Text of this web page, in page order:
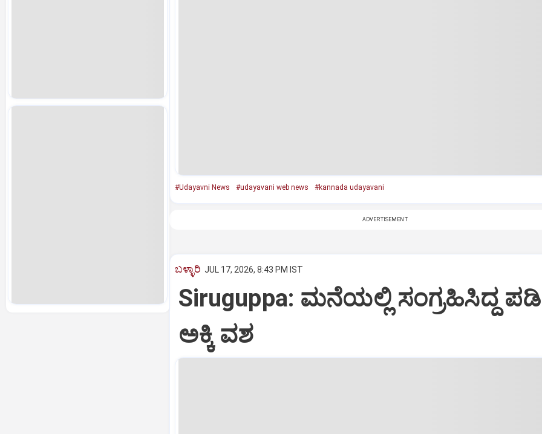
#Udayavni News #udayavani web news #kannada udayavani
ADVERTISEMENT
ಬಳ್ಳಾರಿ JUL 17, 2026, 8:43 PM IST
Siruguppa: ಮನೆಯಲ್ಲಿ ಸಂಗ್ರಹಿಸಿದ್ದ
ಅಕ್ಕಿ ವಶ